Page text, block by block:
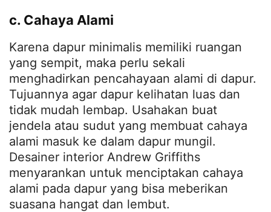
c. Cahaya Alami
Karena dapur minimalis memiliki ruangan
yang sempit, maka perlu sekali
menghadirkan pencahayaan alami di dapur.
Tujuannya agar dapur kelihatan luas dan
tidak mudah lembap. Usahakan buat
jendela atau sudut yang membuat cahaya
alami masuk ke dalam dapur mungil.
Desainer interior Andrew Griffiths
menyarankan untuk menciptakan cahaya
alami pada dapur yang bisa meberikan
suasana hangat dan lembut.